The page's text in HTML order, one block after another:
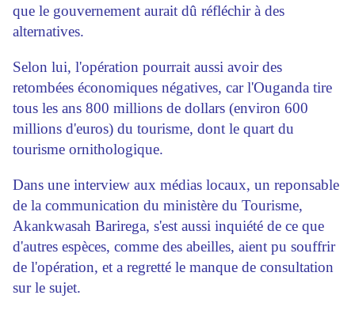
que le gouvernement aurait dû réfléchir à des
alternatives.
Selon lui, l'opération pourrait aussi avoir des
retombées économiques négatives, car l'Ouganda tire
tous les ans 800 millions de dollars (environ 600
millions d'euros) du tourisme, dont le quart du
tourisme ornithologique.
Dans une interview aux médias locaux, un reponsable
de la communication du ministère du Tourisme,
Akankwasah Barirega, s'est aussi inquiété de ce que
d'autres espèces, comme des abeilles, aient pu souffrir
de l'opération, et a regretté le manque de consultation
sur le sujet.